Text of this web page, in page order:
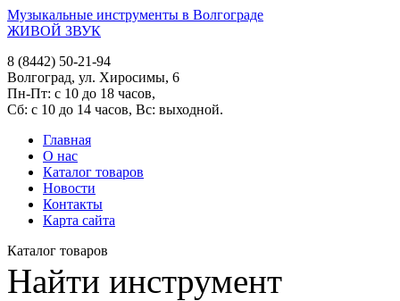
Музыкальные инструменты в Волгограде
ЖИВОЙ ЗВУК
8 (8442) 50-21-94
Волгоград, ул. Хиросимы, 6
Пн-Пт: с 10 до 18 часов,
Сб: с 10 до 14 часов, Вс: выходной.
Главная
О нас
Каталог товаров
Новости
Контакты
Карта сайта
Каталог товаров
Найти инструмент